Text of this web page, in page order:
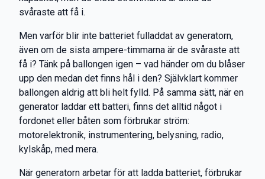
svåraste att få i.
Men varför blir inte batteriet fulladdat av generatorn,
även om de sista ampere-timmarna är de svåraste att
få i? Tänk på ballongen igen – vad händer om du blåser
upp den medan det finns hål i den? Självklart kommer
ballongen aldrig att bli helt fylld. På samma sätt, när en
generator laddar ett batteri, finns det alltid något i
fordonet eller båten som förbrukar ström:
motorelektronik, instrumentering, belysning, radio,
kylskåp, med mera.
När generatorn arbetar för att ladda batteriet, förbrukar